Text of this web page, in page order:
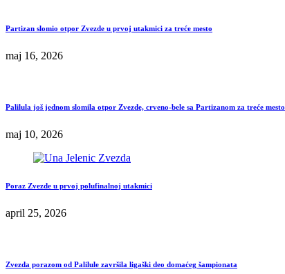
Partizan slomio otpor Zvezde u prvoj utakmici za treće mesto
maj 16, 2026
Palilula još jednom slomila otpor Zvezde, crveno-bele sa Partizanom za treće mesto
maj 10, 2026
Poraz Zvezde u prvoj polufinalnoj utakmici
april 25, 2026
Zvezda porazom od Palilule završila ligaški deo domaćeg šampionata